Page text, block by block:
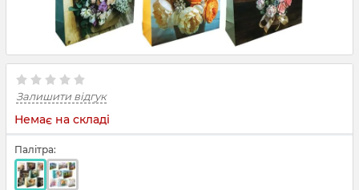
Залишити відгук
Немає на складі
Палітра: